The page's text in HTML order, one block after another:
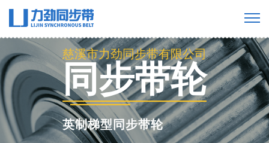
慈溪市力劲同步带有限公司
工业橡胶同步
带